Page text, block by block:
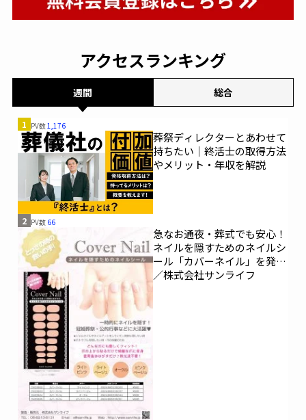
アクセスランキング
週間 総合
1 PV数1,176
葬祭ディレクターとあわせて
持ちたい｜終活士の取得方法
やメリット・年収を解説
2 PV数 66
急なお通夜・葬式でも安心！
ネイルを隠すためのネイルシ
ール「カバーネイル」を発売
／株式会社サンライフ